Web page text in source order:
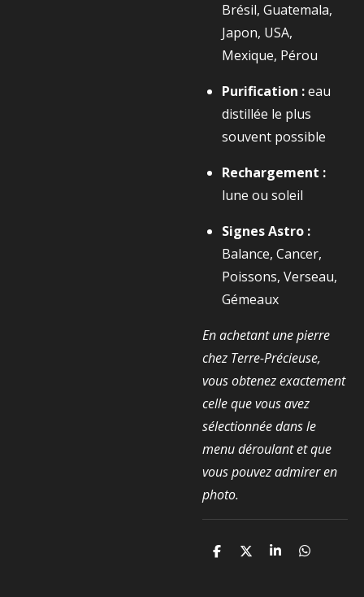
Brésil, Guatemala,
Japon, USA,
Mexique, Pérou
Purification :eau
distillée le plus
souvent possible
Rechargement :
lune ou soleil
Signes Astro :
Balance, Cancer,
Poissons, Verseau,
Gémeaux
En achetant une pierre
chez Terre-Précieuse,
vous obtenez exactement
celle que vous avez
sélectionnée dans le
menu déroulant et que
vous pouvez admirer en
photo.
P
P
P
P